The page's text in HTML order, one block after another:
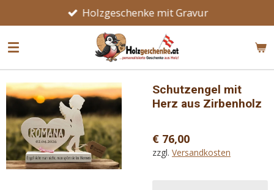
Hauptinhalt
springen
Holzgeschenke mit Gravur
Schutzengel mit
Herz aus Zirbenholz
€ 76,00
zzgl. Versandkosten